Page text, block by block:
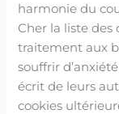
harmonie du
Cher la liste des
traitement aux
souffrir
écrit de leurs
cookies